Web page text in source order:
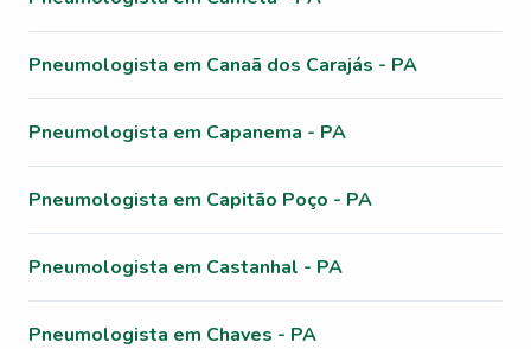
Pneumologista em Canaã dos Carajás - PA
Pneumologista em Capanema - PA
Pneumologista em Capitão Poço - PA
Pneumologista em Castanhal - PA
Pneumologista em Chaves - PA